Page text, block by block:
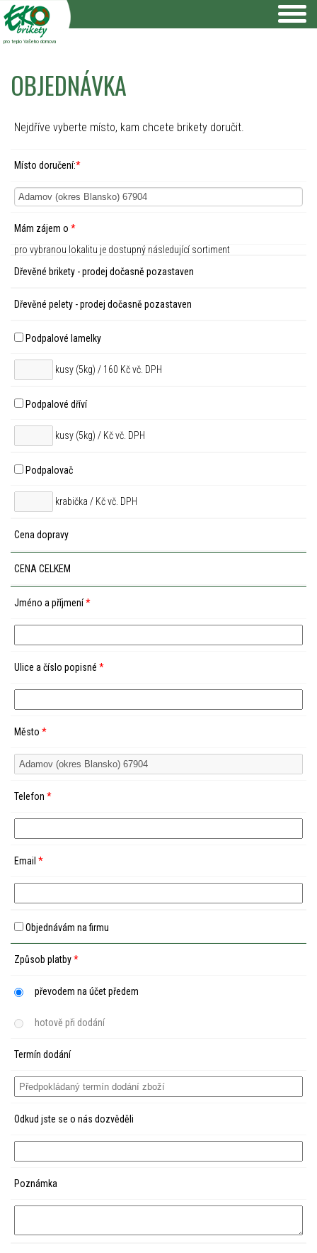
pro teplo Vašeho domova
OBJEDNÁVKA
Nejdříve vyberte místo, kam chcete brikety doručit.
Místo doručení:*
Mám zájem o *
pro vybranou lokalitu je dostupný následující sortiment
Dřevěné brikety - prodej dočasně pozastaven
Dřevěné pelety - prodej dočasně pozastaven
Podpalové lamelky
kusy (5kg) / 160 Kč vč. DPH
Podpalové dříví
kusy (5kg) / Kč vč. DPH
Podpalovač
krabička / Kč vč. DPH
Cena dopravy
CENA CELKEM
Jméno a příjmení*
Ulice a číslo popisné *
Město *
Telefon *
Email *
Objednávám na firmu
Způsob platby*
převodem na účet předem
hotově při dodání
Termín dodání
Odkud jste se o nás dozvěděli
Poznámka